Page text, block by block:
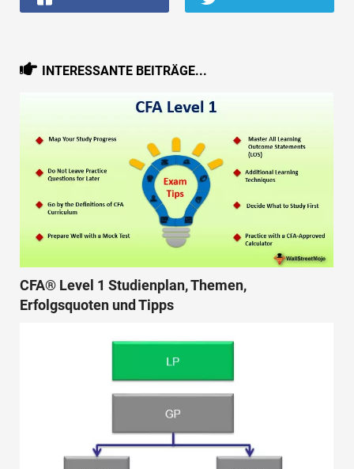
INTERESSANTE BEITRÄGE...
CFA® Level 1 Studienplan, Themen,
Erfolgsquoten und Tipps